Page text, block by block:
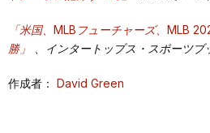
「米国、MLBフューチャーズ、MLB
勝」
インタートップス・スポーツブ
作成者： David Green